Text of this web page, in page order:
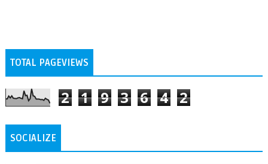
TOTAL PAGEVIEWS
2 1 9 3 6 4 2
SOCIALIZE